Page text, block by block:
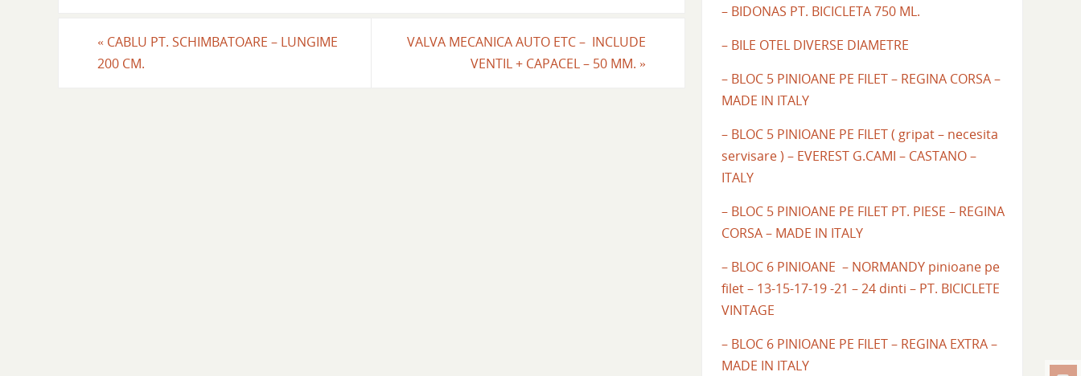
« CABLU PT. SCHIMBATOARE – LUNGIME
200 CM.
VALVA MECANICA AUTO ETC – INCLUDE
VENTIL + CAPACEL – 50 MM. »
– BIDONAS PT. BICICLETA 750 ML.
– BILE OTEL DIVERSE DIAMETRE
– BLOC 5 PINIOANE PE FILET – REGINA CORSA –
MADE IN ITALY
– BLOC 5 PINIOANE PE FILET ( gripat – necesita
servisare ) – EVEREST G.CAMI – CASTANO –
ITALY
– BLOC 5 PINIOANE PE FILET PT. PIESE – REGINA
CORSA – MADE IN ITALY
– BLOC 6 PINIOANE – NORMANDY pinioane pe
filet – 13-15-17-19 -21 – 24 dinti – PT. BICICLETE
VINTAGE
– BLOC 6 PINIOANE PE FILET – REGINA EXTRA –
MADE IN ITALY